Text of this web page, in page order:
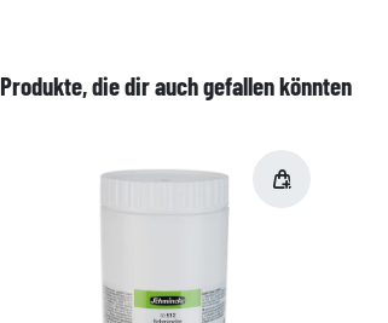
Produkte, die dir auch gefallen könnten